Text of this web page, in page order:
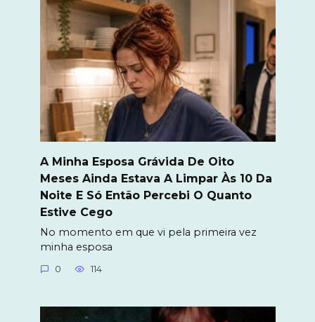
A Minha Esposa Grávida De Oito
Meses Ainda Estava A Limpar Às 10 Da
Noite E Só Então Percebi O Quanto
Estive Cego
No momento em que vi pela primeira vez
minha esposa
0 114